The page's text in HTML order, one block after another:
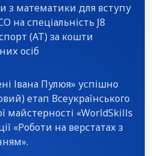
з математики для вступу
на спеціальність J8
(АТ) за кошти
осіб
Івана Пулюя» успішно
етап Всеукраїнського
майстерності «WorldSkills
«Роботи на верстатах з